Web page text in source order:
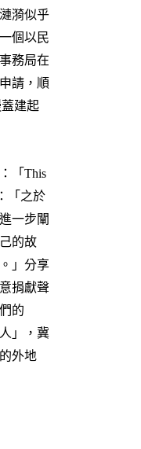
漪似乎
個以民
務局在
請，順
蓋建起
「This
「之於
一步闡
的故
」分享
捐獻聲
的
」，冀
外地